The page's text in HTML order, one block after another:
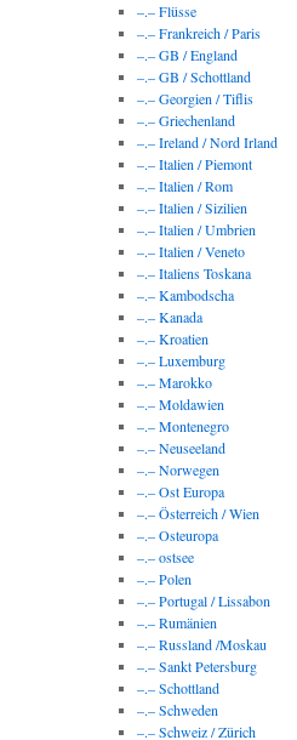
–.– Flüsse
–.– Frankreich / Paris
–.– GB / England
–.– GB / Schottland
–.– Georgien / Tiflis
–.– Griechenland
–.– Ireland / Nord Irland
–.– Italien / Piemont
–.– Italien / Rom
–.– Italien / Sizilien
–.– Italien / Umbrien
–.– Italien / Veneto
–.– Italiens Toskana
–.– Kambodscha
–.– Kanada
–.– Kroatien
–.– Luxemburg
–.– Marokko
–.– Moldawien
–.– Montenegro
–.– Neuseeland
–.– Norwegen
–.– Ost Europa
–.– Österreich / Wien
–.– Osteuropa
–.– ostsee
–.– Polen
–.– Portugal / Lissabon
–.– Rumänien
–.– Russland /Moskau
–.– Sankt Petersburg
–.– Schottland
–.– Schweden
–.– Schweiz / Zürich